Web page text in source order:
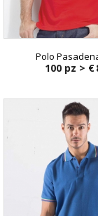
Polo
100 pz > €